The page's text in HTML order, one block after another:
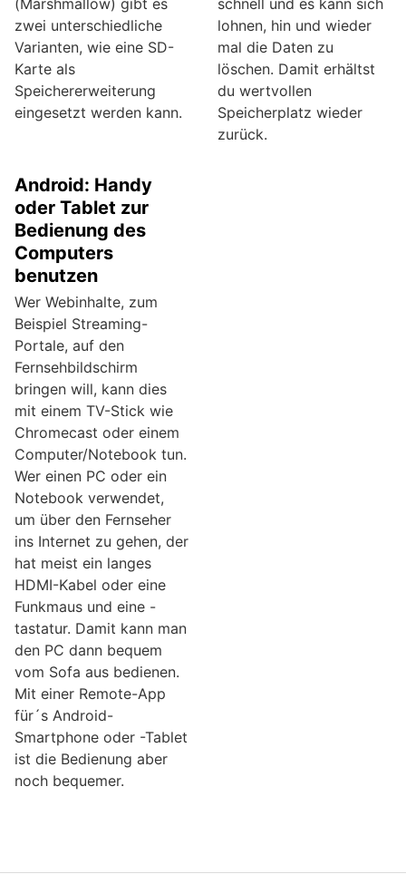
(Marshmallow) gibt es
zwei unterschiedliche
Varianten, wie eine SD-
Karte als
Speichererweiterung
eingesetzt werden kann.
schnell und es kann sich
lohnen, hin und wieder
mal die Daten zu
löschen. Damit erhältst
du wertvollen
Speicherplatz wieder
zurück.
Android: Handy
oder Tablet zur
Bedienung des
Computers
benutzen
Wer Webinhalte, zum
Beispiel Streaming-
Portale, auf den
Fernsehbildschirm
bringen will, kann dies
mit einem TV-Stick wie
Chromecast oder einem
Computer/Notebook tun.
Wer einen PC oder ein
Notebook verwendet,
um über den Fernseher
ins Internet zu gehen, der
hat meist ein langes
HDMI-Kabel oder eine
Funkmaus und eine -
tastatur. Damit kann man
den PC dann bequem
vom Sofa aus bedienen.
Mit einer Remote-App
für´s Android-
Smartphone oder -Tablet
ist die Bedienung aber
noch bequemer.